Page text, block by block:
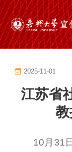
部门职责
工作动态
文化建设
2025-11-01
江苏省
10月31